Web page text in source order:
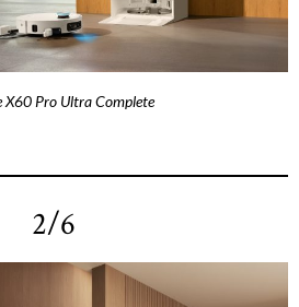
X60 Pro Ultra Complete
2/6